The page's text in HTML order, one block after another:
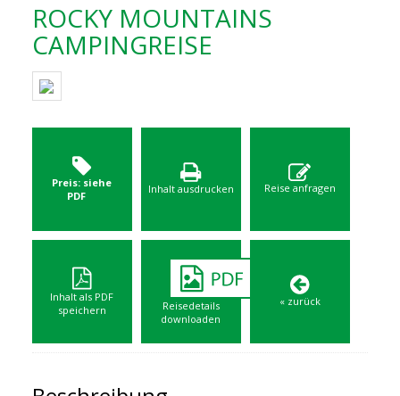
ROCKY MOUNTAINS
CAMPINGREISE
Preis: siehe
PDF
Inhalt ausdrucken Reise anfragen
Inhalt als PDF
speichern
Reisedetails
downloaden
« zurück